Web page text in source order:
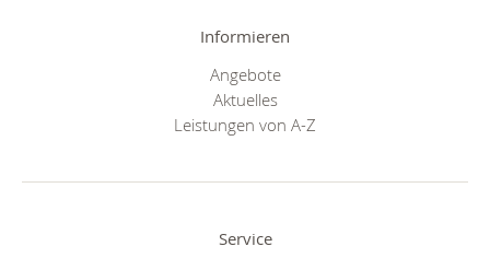
Informieren
Angebote
Aktuelles
Leistungen von A-Z
Service